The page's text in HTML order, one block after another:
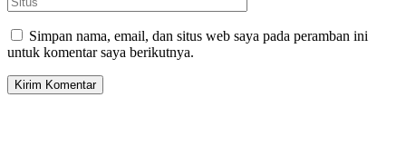
Simpan nama, email, dan situs web saya pada peramban ini
untuk komentar saya berikutnya.